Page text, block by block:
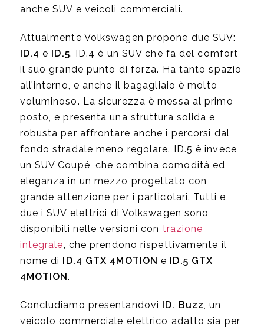
anche SUV e veicoli commerciali.
Attualmente Volkswagen propone due SUV:
ID.4 e ID.5. ID.4 è un SUV che fa del comfort
il suo grande punto di forza. Ha tanto spazio
all’interno, e anche il bagagliaio è molto
voluminoso. La sicurezza è messa al primo
posto, e presenta una struttura solida e
robusta per affrontare anche i percorsi dal
fondo stradale meno regolare. ID.5 è invece
un SUV Coupé, che combina comodità ed
eleganza in un mezzo progettato con
grande attenzione per i particolari. Tutti e
due i SUV elettrici di Volkswagen sono
disponibili nelle versioni con trazione
integrale, che prendono rispettivamente il
nome di ID.4 GTX 4MOTION e ID.5 GTX
4MOTION.
Concludiamo presentandovi ID. Buzz, un
veicolo commerciale elettrico adatto sia per